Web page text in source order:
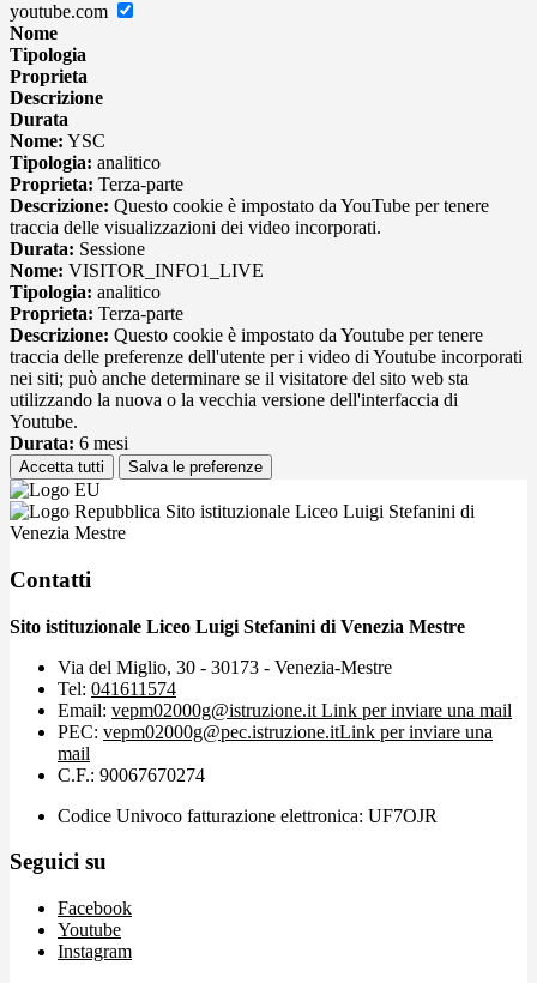
youtube.com
Nome
Tipologia
Proprieta
Descrizione
Durata
Nome: YSC
Tipologia: analitico
Proprieta: Terza-parte
Descrizione: Questo cookie è impostato da YouTube per tenere
traccia delle visualizzazioni dei video incorporati.
Durata: Sessione
Nome: VISITOR_INFO1_LIVE
Tipologia: analitico
Proprieta: Terza-parte
Descrizione: Questo cookie è impostato da Youtube per tenere
traccia delle preferenze dell'utente per i video di Youtube incorporati
nei siti; può anche determinare se il visitatore del sito web sta
utilizzando la nuova o la vecchia versione dell'interfaccia di
Youtube.
Durata: 6 mesi
Accetta tutti Salva le preferenze
Sito istituzionale Liceo Luigi Stefanini di
Venezia Mestre
Contatti
Sito istituzionale Liceo Luigi Stefanini di Venezia Mestre
Via del Miglio, 30 - 30173 - Venezia-Mestre
Tel: 041611574
Email: vepm02000g@istruzione.it Link per inviare una mail
PEC: vepm02000g@pec.istruzione.itLink per inviare una
mail
C.F.: 90067670274
Codice Univoco fatturazione elettronica: UF7OJR
Seguici su
Facebook
Youtube
Instagram